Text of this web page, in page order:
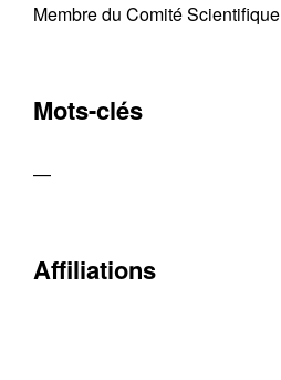
Membre du Comité Scientifique
Mots-clés
—
Affiliations